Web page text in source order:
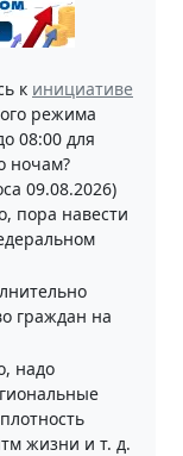
к инициативе
режима
08:00 для
ночам?
09.08.2026)
пора навести
граждан на
надо
жизни и т. д.